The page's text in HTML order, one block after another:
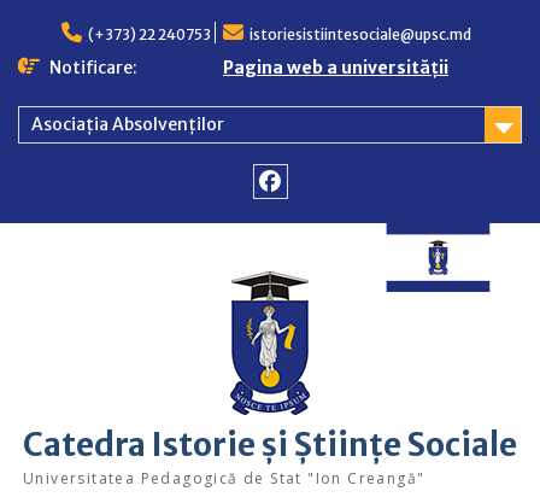
content
(+373) 22 240753 istoriesistiintesociale@upsc.md
Notificare: Pagina web a universității
Asociația Absolvenților
Catedra Istorie și Științe Sociale
Universitatea Pedagogică de Stat "Ion Creangă"